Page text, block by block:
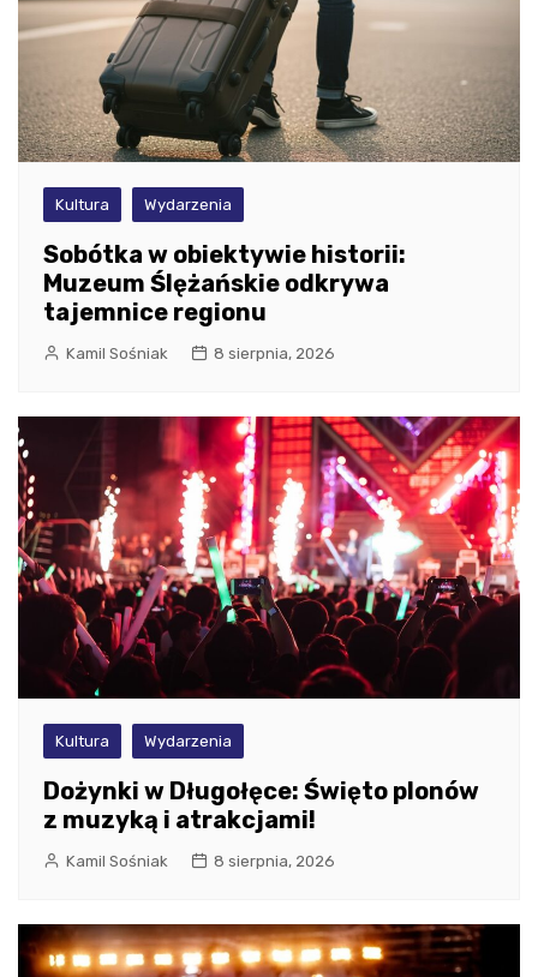
Kultura Wydarzenia
Sobótka w obiektywie historii:
Muzeum Ślężańskie odkrywa
tajemnice regionu
Kamil Sośniak 8 sierpnia, 2026
Kultura Wydarzenia
Dożynki w Długołęce: Święto plonów
z muzyką i atrakcjami!
Kamil Sośniak 8 sierpnia, 2026